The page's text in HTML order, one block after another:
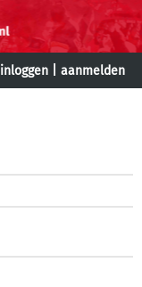
inloggen aanmelden